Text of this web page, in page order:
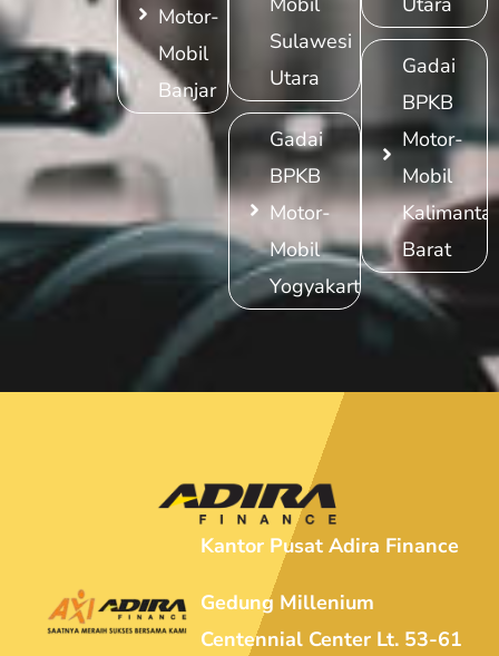
Motor-
Mobil
Banjar
Sulawesi
Utara
Gadai
BPKB
Motor-
Mobil
Yogyakarta
Gadai
BPKB
Motor-
Mobil
Barat
Kantor Pusat Adira Finance
Gedung Millenium
Centennial Center Lt. 53-61